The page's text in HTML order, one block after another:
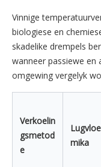
Vinnige
biologiese en
skadelike drempels
wanneer passiewe en
omgewing vergelyk
Verkoelin
gsmetod
e
mika